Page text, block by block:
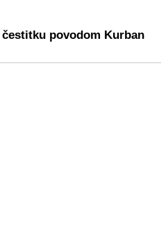
povodom Kurban